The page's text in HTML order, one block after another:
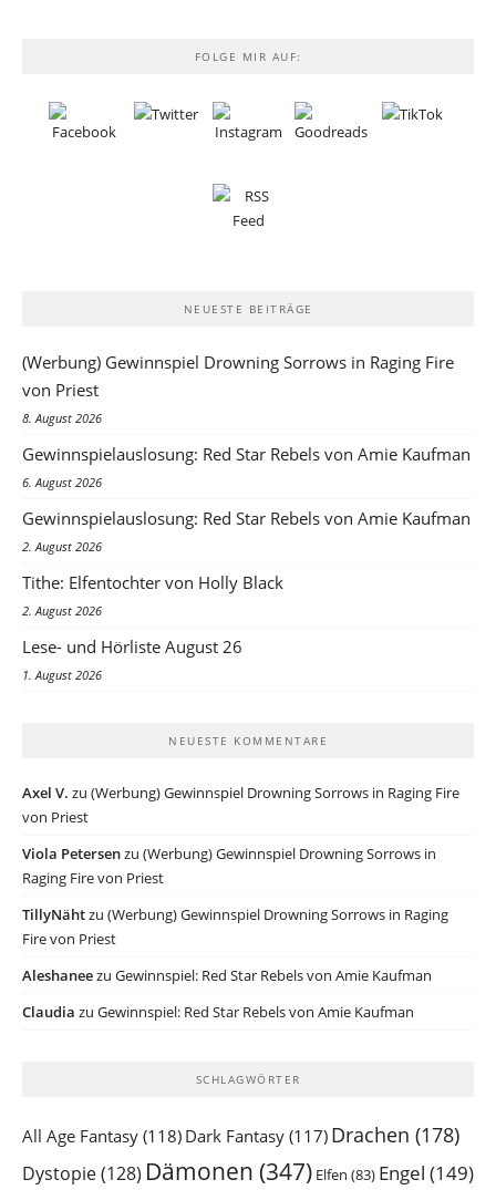
FOLGE MIR AUF:
NEUESTE BEITRÄGE
(Werbung) Gewinnspiel Drowning Sorrows in Raging Fire
von Priest
8. August 2026
Gewinnspielauslosung: Red Star Rebels von Amie Kaufman
6. August 2026
Gewinnspielauslosung: Red Star Rebels von Amie Kaufman
2. August 2026
Tithe: Elfentochter von Holly Black
2. August 2026
Lese- und Hörliste August 26
1. August 2026
NEUESTE KOMMENTARE
Axel V. zu (Werbung) Gewinnspiel Drowning Sorrows in Raging Fire
von Priest
Viola Petersenzu (Werbung) Gewinnspiel Drowning Sorrows in
Raging Fire von Priest
TillyNähtzu (Werbung) Gewinnspiel Drowning Sorrows in Raging
Fire von Priest
Aleshaneezu Gewinnspiel: Red Star Rebels von Amie Kaufman
Claudia zu Gewinnspiel: Red Star Rebels von Amie Kaufman
SCHLAGWÖRTER
All Age Fantasy (118) Dark Fantasy (117) Drachen (178)
Dystopie(128) Dämonen (347) Elfen (83) Engel (149)